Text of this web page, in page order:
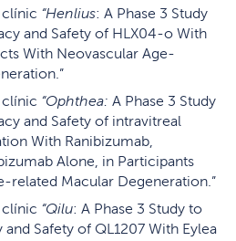
clínic “Henlius: A Phase 3 Study
and Safety of HLX04-o With
With Neovascular Age-
clínic “Ophthea: A Phase 3 Study
and Safety of intravitreal
With Ranibizumab,
Alone, in Participants
related Macular Degeneration.”
clínic “Qilu: A Phase 3 Study to
Safety of QL1207 With Eylea